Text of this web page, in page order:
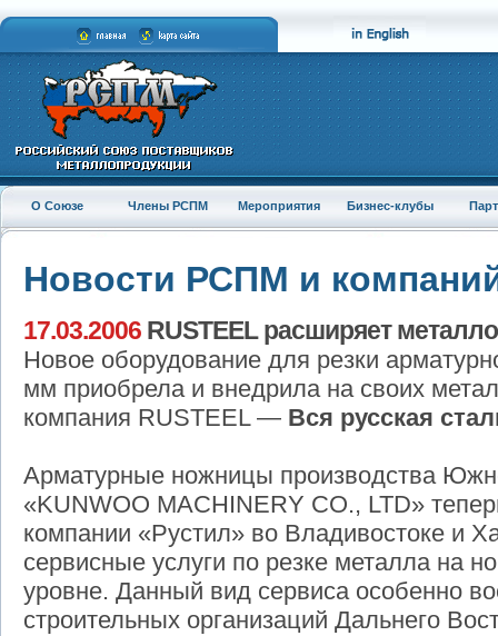
О Союзе Члены РСПМ Мероприятия Бизнес-клубы
Новости РСПМ и
17.03.2006 RUSTEEL расширяет
Новое оборудование для резки
мм приобрела и внедрила на своих
компания RUSTEEL — Вся русская
Арматурные ножницы производства
«KUNWOO MACHINERY CO., LTD»
компании «Рустил» во Владивостоке и
сервисные услуги по резке металла на
уровне. Данный вид сервиса особенно
строительных организаций Дальнего